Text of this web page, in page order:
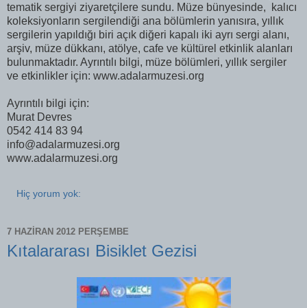
tematik sergiyi ziyaretçilere sundu. Müze bünyesinde, kalıcı
koleksiyonların sergilendiği ana bölümlerin yanısıra, yıllık
sergilerin yapıldığı biri açık diğeri kapalı iki ayrı sergi alanı,
arşiv, müze dükkanı, atölye, cafe ve kültürel etkinlik alanları
bulunmaktadır. Ayrıntılı bilgi, müze bölümleri, yıllık sergiler
ve etkinlikler için: www.adalarmuzesi.org
Ayrıntılı bilgi için:
Murat Devres
0542 414 83 94
info@adalarmuzesi.org
www.adalarmuzesi.org
Hiç yorum yok:
7 HAZIRAN 2012 PERŞEMBE
Kıtalararası Bisiklet Gezisi